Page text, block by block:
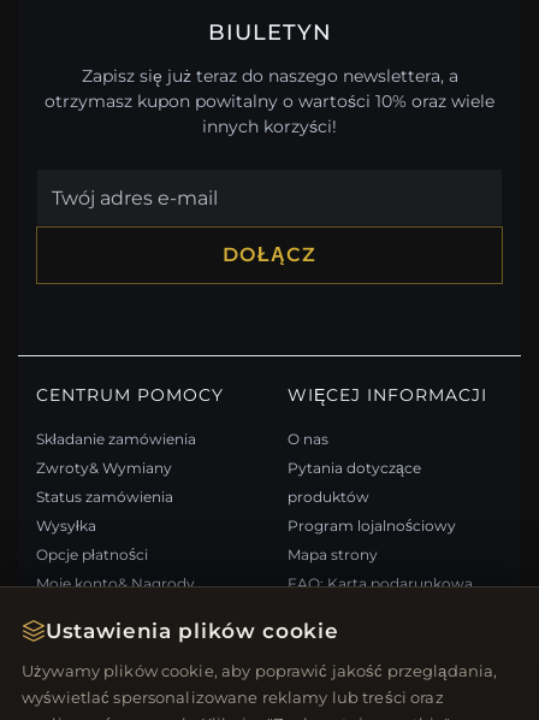
Ustawienia plików cookie
Używamy plików cookie, aby poprawić jakość przeglądania,
wyświetlać spersonalizowane reklamy lub treści oraz
BIULETYN
Zapisz się już teraz do naszego newslettera, a
otrzymasz kupon powitalny o wartości 10% oraz wiele
innych korzyści!
DOŁĄCZ
CENTRUM POMOCY
Składanie zamówienia
Zwroty& Wymiany
Status zamówienia
Wysyłka
Opcje płatności
Moje konto& Nagrody
WIĘCEJ INFORMACJI
O nas
Pytania dotyczące
produktów
Program lojalnościowy
Mapa strony
FAQ: Karta podarunkowa
Wypisz się z newslettera
SZYBKIE LINKI ŚLEDŹ NAS